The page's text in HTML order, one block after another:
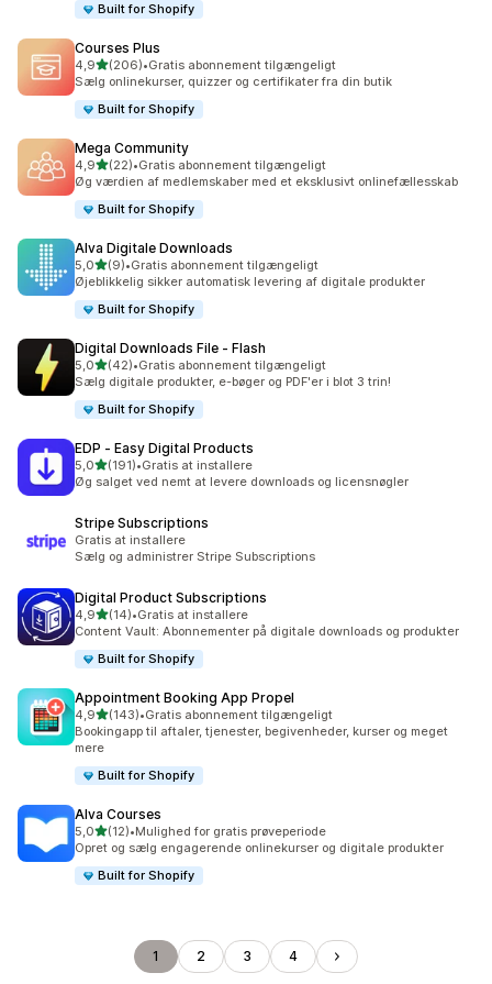
Built for Shopify
Courses Plus
4,9ud af 5 stjerner
(206)
206 anmeldelser i alt
•Gratis abonnement tilgængeligt
Sælg onlinekurser, quizzer og certifikater fra din butik
Built for Shopify
Mega Community
4,9ud af 5 stjerner
(22)
22 anmeldelser i alt
•Gratis abonnement tilgængeligt
Øg værdien af medlemskaber med et eksklusivt onlinefællesskab
Built for Shopify
Alva Digitale Downloads
5,0ud af 5 stjerner
(9)
9 anmeldelser i alt
•Gratis abonnement tilgængeligt
Øjeblikkelig sikker automatisk levering af digitale produkter
Built for Shopify
Digital Downloads File ‑ Flash
5,0ud af 5 stjerner
(42)
42 anmeldelser i alt
•Gratis abonnement tilgængeligt
Sælg digitale produkter, e-bøger og PDF'er i blot 3 trin!
Built for Shopify
EDP ‑ Easy Digital Products
5,0ud af 5 stjerner
(191)
191 anmeldelser i alt
•Gratis at installere
Øg salget ved nemt at levere downloads og licensnøgler
Stripe Subscriptions
Gratis at installere
Sælg og administrer Stripe Subscriptions
Digital Product Subscriptions
4,9ud af 5 stjerner
(14)
14 anmeldelser i alt
•Gratis at installere
Content Vault: Abonnementer på digitale downloads og produkter
Built for Shopify
Appointment Booking App Propel
4,9ud af 5 stjerner
(143)
143 anmeldelser i alt
•Gratis abonnement tilgængeligt
Bookingapp til aftaler, tjenester, begivenheder, kurser og meget
mere
Built for Shopify
Alva Courses
5,0ud af 5 stjerner
(12)
12 anmeldelser i alt
•Mulighed for gratis prøveperiode
Opret og sælg engagerende onlinekurser og digitale produkter
Built for Shopify
1 2 3 4